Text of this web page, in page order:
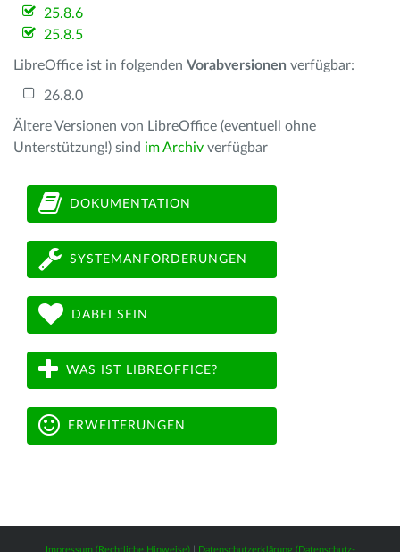
25.8.6
25.8.5
LibreOffice ist in folgenden Vorabversionen verfügbar:
26.8.0
Ältere Versionen von LibreOffice (eventuell ohne
Unterstützung!) sind im Archiv verfügbar
DOKUMENTATION
SYSTEMANFORDERUNGEN
DABEI SEIN
WAS IST LIBREOFFICE?
ERWEITERUNGEN
Impressum (Rechtliche Hinweise)| Datenschutzerklärung (Datenschutz-